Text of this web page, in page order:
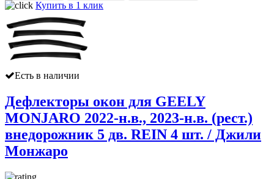
Купить в 1 клик
Есть в наличии
Дефлекторы окон для GEELY
MONJARO 2022-н.в., 2023-н.в. (рест.)
внедорожник 5 дв. REIN 4 шт. / Джили
Монжаро